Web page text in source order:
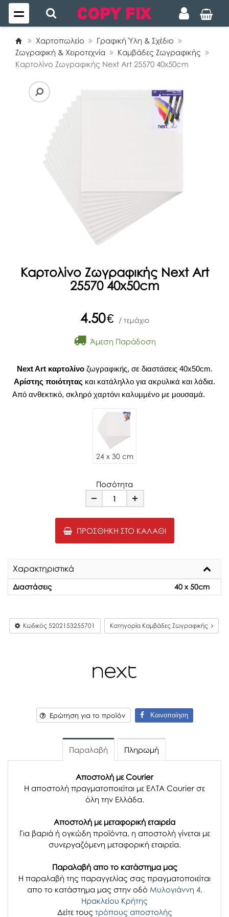
Χαρτοπωλείο
Γραφική Ύλη & Σχέδιο
Ζωγραφική & Χειροτεχνία
Καμβάδες Ζωγραφικής
Καρτολίνο Ζωγραφικής Next Art 25570 40x50cm
Καρτολίνο Ζωγραφικής Next Art
25570 40x50cm
4.50€ / τεμάχιο
Άμεση Παράδοση
Next Art καρτολίνοζωγραφικής, σε διαστάσεις 40x50cm.
Αρίστης ποιότητας και κατάληλλο για ακρυλικά και λάδια.
Από ανθεκτικό, σκληρό χαρτόνι καλυμμένο με μουσαμά.
24 x 30 cm
Ποσότητα
Minus Plus
ΠΡΟΣΘΉΚΗ ΣΤΟ ΚΑΛΆΘΙ
Χαρακτηριστικά
Διαστάσεις 40 x 50cm
Κωδικός 5202153255701 Κατηγορία Καμβάδες Ζωγραφικής
Ερώτηση για το προϊόν Κοινοποίηση
Παραλαβή Πληρωμή
Αποστολή με Courier
Η αποστολή πραγματοποιείται με ΕΛΤΑ Courier σε
όλη την Ελλάδα.
Αποστολή με μεταφορική εταιρεία
Για βαριά ή ογκώδη προϊόντα, η αποστολή γίνεται με
συνεργαζόμενη μεταφορική εταιρεία.
Παραλαβή απο το κατάστημα μας
H παραλαβή της παραγγελίας σας πραγματοποιείται
απο το κατάστημα μας στην οδό Μυλογιάννη 4,
Ηρακλείου Κρήτης
Δείτε τους τρόπους αποστολής